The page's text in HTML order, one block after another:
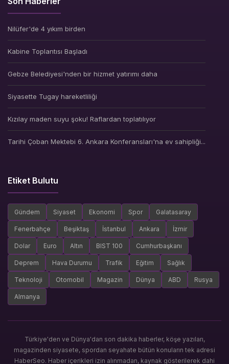
Nilüfer'de 4 yıkım birden
Kabine Toplantısı Başladı
Gebze Belediyesi'nden bir hizmet yatırımı daha
Siyasette Tugay hareketliliği
Kızılay maden suyu şoku! Raflardan toplatılıyor
Tarihi Çoban Mektebi 6. Ankara Konferansları'na ev sahipliği...
Etiket Bulutu
Gündem Siyaset Ekonomi Spor Galatasaray
Fenerbahçe Beşiktaş İstanbul Ankara İzmir
Dolar Euro Altın BIST 100 Cumhurbaşkanı
Deprem Hava Durumu Trafik Eğitim Sağlık
Teknoloji Otomobil Magazin Dünya ABD Rusya
Almanya
Türkiye'den ve Dünya'dan son dakika haberler, köşe yazıları,
magazinden siyasete, spordan seyahate bütün konuların tek adresi
HaberSeo. Haber içerikleri izin alınmadan, kaynak gösterilerek dahi